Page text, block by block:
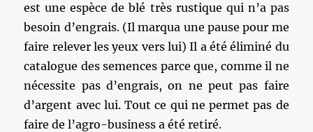
est une espèce de blé très rustique qui n’a pas
besoin d’engrais. (Il marqua une pause pour me
faire relever les yeux vers lui) Il a été éliminé du
catalogue des semences parce que, comme il ne
nécessite pas d’engrais, on ne peut pas faire
d’argent avec lui. Tout ce qui ne permet pas de
faire de l’agro-business a été retiré.